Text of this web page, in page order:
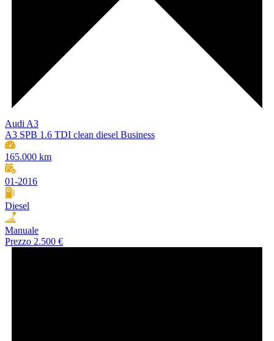
Audi A3
A3 SPB 1.6 TDI clean diesel Business
165.000 km
01-2016
Diesel
Manuale
Prezzo 2.500 €